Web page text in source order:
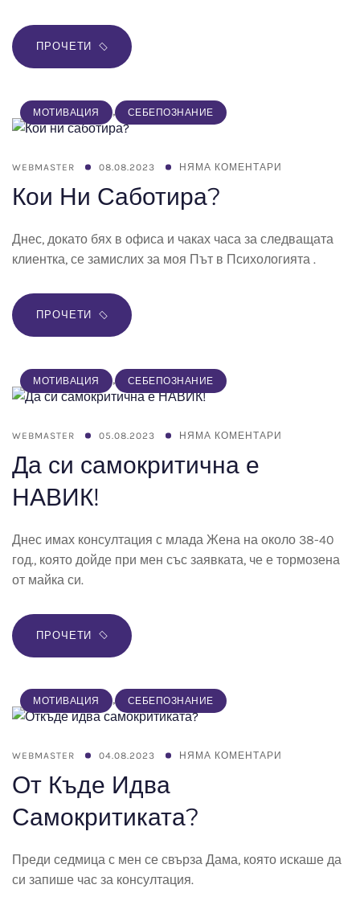
ПРОЧЕТИ
МОТИВАЦИЯ , СЕБЕПОЗНАНИЕ
WEBMASTER 08.08.2023 НЯМА КОМЕНТАРИ
Кои Ни Саботира?
Днес, докато бях в офиса и чаках часа за следващата
клиентка, се замислих за моя Път в Психологията .
ПРОЧЕТИ
МОТИВАЦИЯ , СЕБЕПОЗНАНИЕ
WEBMASTER 05.08.2023 НЯМА КОМЕНТАРИ
Да си самокритична е
НАВИК!
Днес имах консултация с млада Жена на около 38-40
год., която дойде при мен със заявката, че е тормозена
от майка си.
ПРОЧЕТИ
МОТИВАЦИЯ , СЕБЕПОЗНАНИЕ
WEBMASTER 04.08.2023 НЯМА КОМЕНТАРИ
От Къде Идва
Самокритиката?
Преди седмица с мен се свърза Дама, която искаше да
си запише час за консултация.